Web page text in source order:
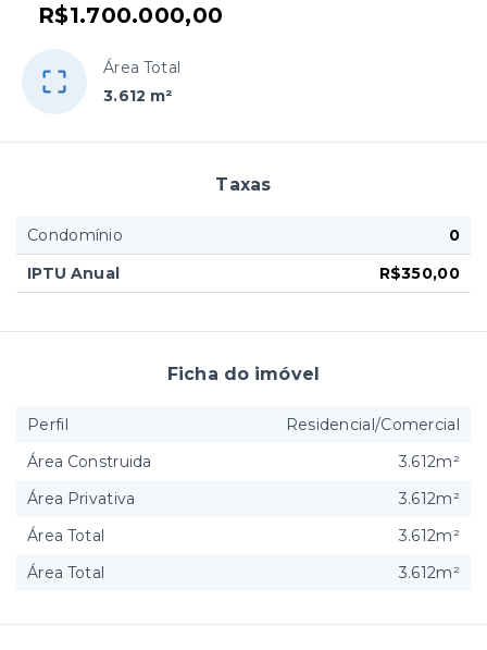
R$1.700.000,00
Área Total
3.612 m²
Taxas
Condomínio
0
IPTU Anual
R$350,00
Ficha do imóvel
Perfil
Residencial/Comercial
Área Construida
3.612m²
Área Privativa
3.612m²
Área Total
3.612m²
Área Total
3.612m²